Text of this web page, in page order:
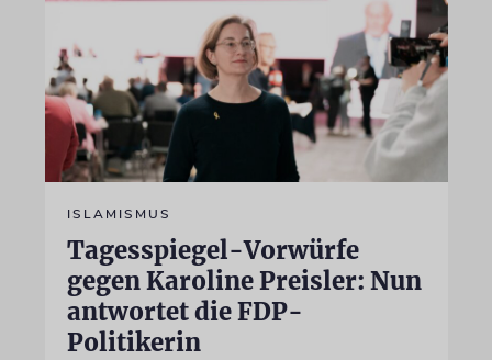
ISLAMISMUS
Tagesspiegel-Vorwürfe
gegen Karoline Preisler: Nun
antwortet die FDP-
Politikerin